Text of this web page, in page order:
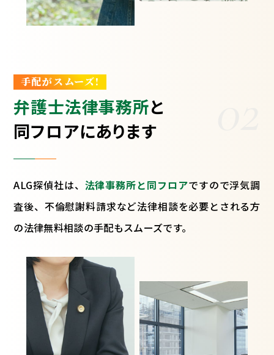
手配がスムーズ!
弁護士法律事務所と
同フロアにあります
ALG探偵社は、 法律事務所と同フロアですので浮気調
査後、不倫慰謝料請求など法律相談を必要とされる方
の法律無料相談の手配もスムーズです。